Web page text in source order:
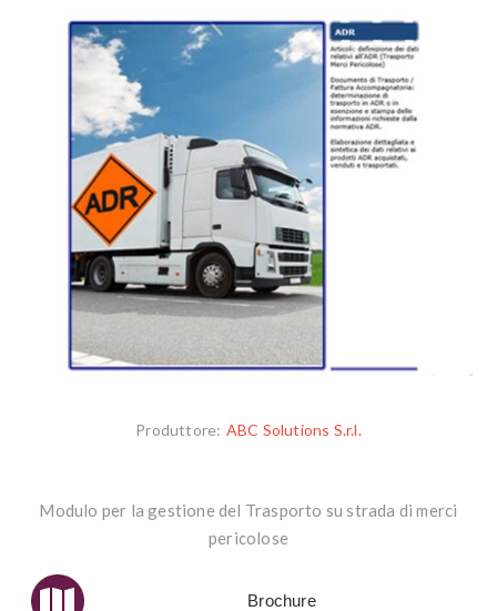
Produttore: ABC Solutions S.r.l.
Modulo per la gestione del Trasporto su strada di merci
pericolose
Brochure